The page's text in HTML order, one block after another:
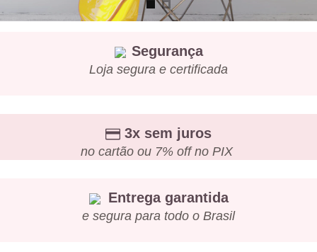
Segurança
Loja segura e certificada
3x sem juros
no cartão ou 7% off no PIX
Entrega garantida
e segura para todo o Brasil